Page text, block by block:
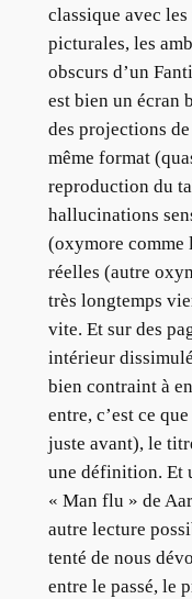
classique avec
picturales, les
obscurs d’un
est bien un écran
des projections
même format
reproduction du
hallucinations
(oxymore comme
réelles (autre
très longtemps
vite. Et sur des
intérieur
bien contraint à
entre, c’est ce
juste avant), le
une définition. Et
« Man flu » de
autre lecture
tenté de nous
entre le passé, le